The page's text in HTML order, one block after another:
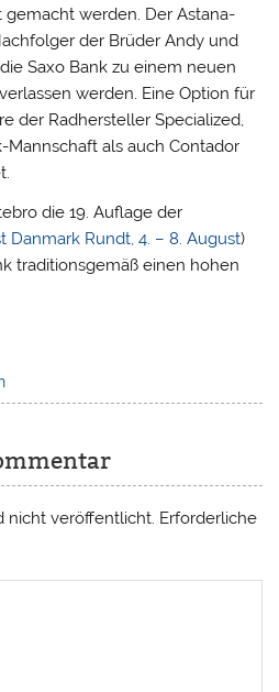
werden. Der Astana-
der Brüder Andy und
Saxo Bank zu einem neuen
werden. Eine Option für
der Radhersteller Specialized,
als auch Contador
die 19. Auflage der
Danmark Rundt, 4. – 8. August)
traditionsgemäß einen hohen
nicht veröffentlicht. Erforderliche